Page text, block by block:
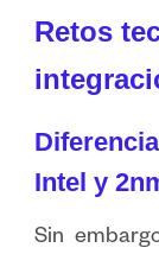
Retos
Intel y
Sin